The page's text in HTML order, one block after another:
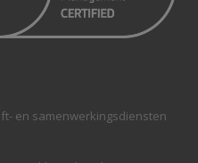
en samenwerkingsdiensten